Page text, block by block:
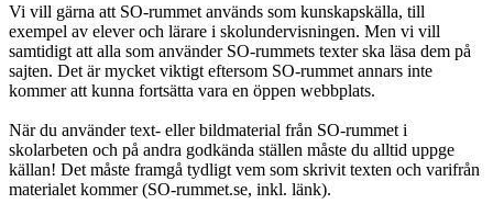
Vi vill gärna att SO-rummet används som kunskapskälla, till
exempel av elever och lärare i skolundervisningen. Men vi vill
samtidigt att alla som använder SO-rummets texter ska läsa dem på
sajten. Det är mycket viktigt eftersom SO-rummet annars inte
kommer att kunna fortsätta vara en öppen webbplats.
När du använder text- eller bildmaterial från SO-rummet i
skolarbeten och på andra godkända ställen måste du alltid uppge
källan! Det måste framgå tydligt vem som skrivit texten och varifrån
materialet kommer (SO-rummet.se, inkl. länk).